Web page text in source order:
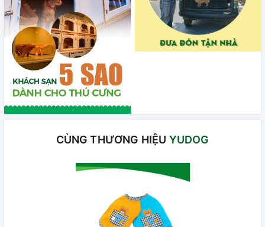
CÙNG THƯƠNG HIỆU YUDOG